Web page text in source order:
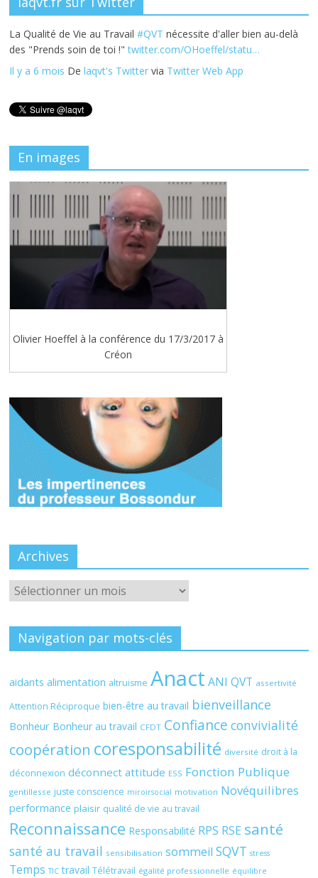
La Qualité de Vie au Travail#QVT nécessite d'aller bien au-delà
des "Prends soin de toi !"twitter.com/OHoeffel/statu…
Il y a 6 mois Delaqvt's Twitter via Twitter Web App
En images
Olivier Hoeffel à la conférence du 17/3/2017 à
Créon
Archives
Archives
Navigation par mots-clés
aidants alimentation altruisme Anact ANI QVT assertivité
Attention Réciproque bien-être au travail bienveillance
Bonheur Bonheur au travail CFDT Confiance convivialité
coopération coresponsabilité diversité droit à la
déconnexion déconnect attitude ESS Fonction Publique
gentillesse juste conscience miroirsocial motivation Novéquilibres
performance plaisir qualité de vie au travail
Reconnaissance Responsabilité RPS RSE santé
santé au travail sensibilisation sommeil SQVT stress
Temps TIC travail Télétravail égalité professionnelle équilibre